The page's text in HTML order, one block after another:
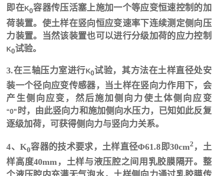
即在K0容器传压活塞上施加一个等应变恒速控制的加
荷装置。使土样在竖向恒应变速率下连续测定侧向压
力装置。当然该装置也可以进行分级加荷的应力控制
K0试验。
3.在三轴压力室进行K0试验，其方法在土样直径处安
装一个径向应变传感器，当土样在竖向力作用下，会
产生侧向应变，然后施加侧向力使土体侧向应变
“0"时，由此竖向力和施加侧向水压力，已知如此反复
逐级加荷，可获得侧向力与竖向力关系。
4、K0容器的技术要求，土样直径Φ61.8即30cm2 ，土
样高度40mm ，土样与液压腔之间用乳胶膜隔开。整